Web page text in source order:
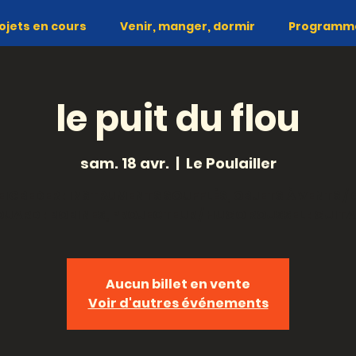
en cours Venir, manger, dormir
le puit du flou
sam. 18 avr.
  |
Le Poulailler
Aucun billet en vente
Voir d'autres événements